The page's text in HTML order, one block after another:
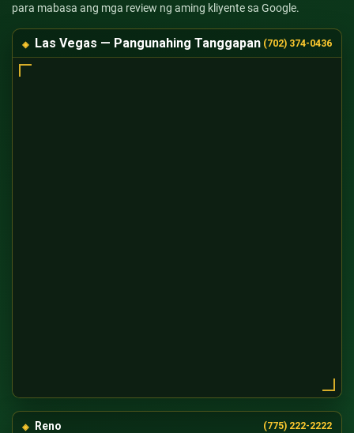
para mabasa ang mga review ng aming kliyente sa Google.
Las Vegas — Pangunahing Tanggapan (702) 374-0436
Reno (775) 222-2222